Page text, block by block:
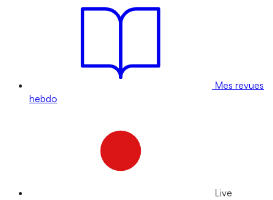
Mes revues
hebdo
Live